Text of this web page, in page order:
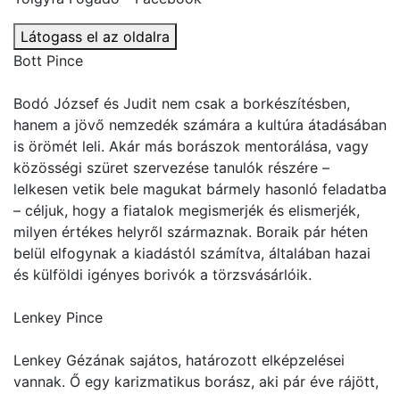
Látogass el az oldalra
Bott Pince
Bodó József és Judit nem csak a borkészítésben,
hanem a jövő nemzedék számára a kultúra átadásában
is örömét leli. Akár más borászok mentorálása, vagy
közösségi szüret szervezése tanulók részére –
lelkesen vetik bele magukat bármely hasonló feladatba
– céljuk, hogy a fiatalok megismerjék és elismerjék,
milyen értékes helyről származnak. Boraik pár héten
belül elfogynak a kiadástól számítva, általában hazai
és külföldi igényes borivók a törzsvásárlóik.
Lenkey Pince
Lenkey Gézának sajátos, határozott elképzelései
vannak. Ő egy karizmatikus borász, aki pár éve rájött,